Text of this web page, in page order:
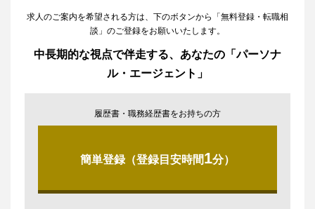
求人のご案内を希望される方は、下のボタンから「無料登録・転職相
談」のご登録をお願いいたします。
中長期的な視点で伴走する、あなたの「パーソナ
ル・エージェント」
履歴書・職務経歴書をお持ちの方
簡単登録（登録目安時間1分）